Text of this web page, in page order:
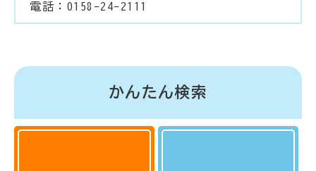
電話：0158-24-2111
かんたん検索